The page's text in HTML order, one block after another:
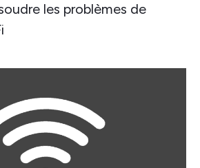
les problèmes de